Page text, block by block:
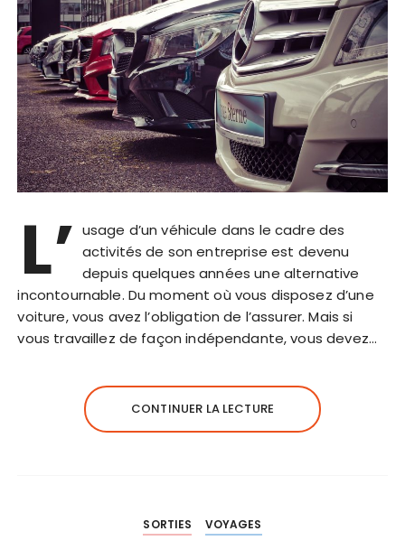
L’ usage d’un véhicule dans le cadre des
activités de son entreprise est devenu
depuis quelques années une alternative
incontournable. Du moment où vous disposez d’une
voiture, vous avez l’obligation de l’assurer. Mais si
vous travaillez de façon indépendante, vous devez…
CONTINUER LA LECTURE
SORTIES VOYAGES